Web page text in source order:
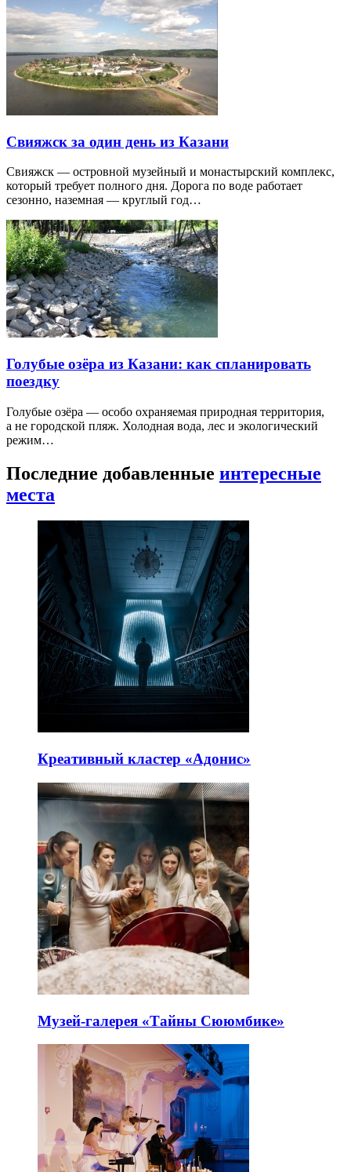
Свияжск за один день из Казани
Свияжск — островной музейный и монастырский комплекс,
который требует полного дня. Дорога по воде работает
сезонно, наземная — круглый год…
Голубые озёра из Казани: как спланировать
поездку
Голубые озёра — особо охраняемая природная территория,
а не городской пляж. Холодная вода, лес и экологический
режим…
Последние добавленные интересные
места
Креативный кластер «Адонис»
Музей-галерея «Тайны Сююмбике»